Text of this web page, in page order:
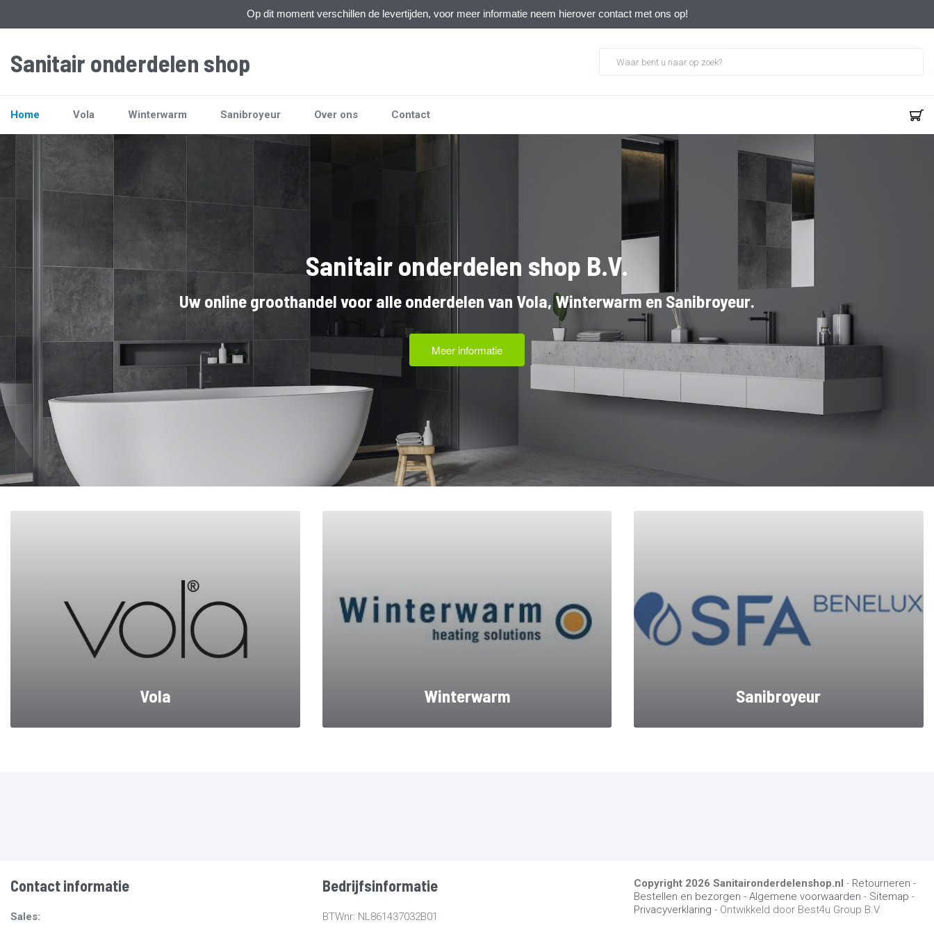
Op dit moment verschillen de levertijden, voor meer informatie neem hierover contact met ons op!
Sanitair onderdelen shop
Home Vola Winterwarm Sanibroyeur Over ons Contact
Sanitair onderdelen shop B.V.
Uw online groothandel voor alle onderdelen van Vola, Winterwarm en Sanibroyeur.
Meer informatie
Vola Winterwarm Sanibroyeur
Contact informatie
Sales:
Bedrijfsinformatie
BTWnr: NL861437032B01
Copyright 2026 Sanitaironderdelenshop.nl - Retourneren -
Bestellen en bezorgen -Algemene voorwaarden - Sitemap -
Privacyverklaring - Ontwikkeld door Best4u Group B.V.